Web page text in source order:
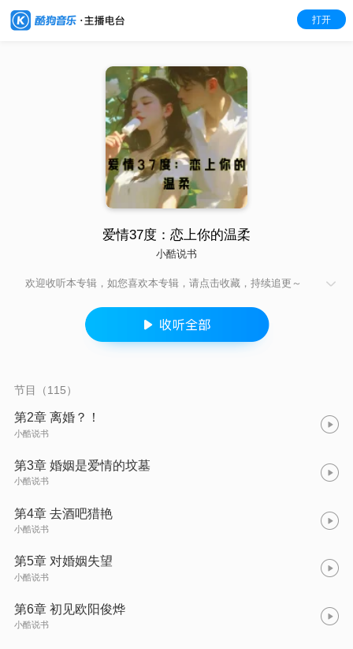
打开
爱情37度：恋上你的温柔
小酷说书
欢迎收听本专辑，如您喜欢本专辑，请点击收藏，持续追更～
节目（115）
第2章 离婚？！
小酷说书
第3章 婚姻是爱情的坟墓
小酷说书
第4章 去酒吧猎艳
小酷说书
第5章 对婚姻失望
小酷说书
第6章 初见欧阳俊烨
小酷说书